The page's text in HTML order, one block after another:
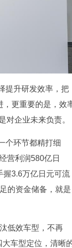
提升研发效率，把
，更重要的是，效
对企业未来负责。
个环节都精打细
营利润580亿日
握3.6万亿日元可流
的资金储备，就是
低效车型，不再
大车型定位，清晰